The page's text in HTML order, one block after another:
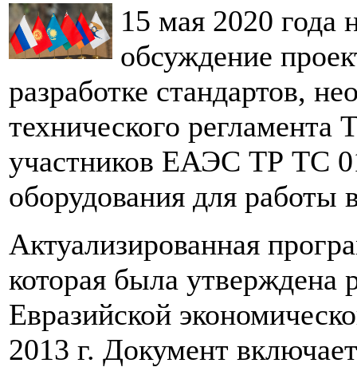
15 мая 2020 года
обсуждение
разработке стандартов,
технического
участников ЕАЭС ТР ТС
оборудования для работы
Актуализированная
которая была утверждена
Евразийской
2013 г. Документ